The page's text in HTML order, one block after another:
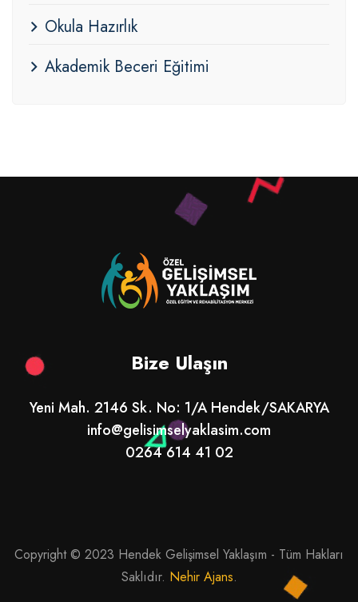
Okula Hazırlık
Akademik Beceri Eğitimi
Bize Ulaşın
Yeni Mah. 2146 Sk. No: 1/A Hendek/SAKARYA
info@gelisimselyaklasim.com
0264 614 41 02
Copyright © 2023 Hendek Gelişimsel Yaklaşım - Tüm Hakları
Saklıdır. Nehir Ajans.